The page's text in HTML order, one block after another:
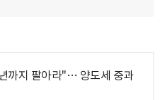
까지 팔아라"… 양도세 중과